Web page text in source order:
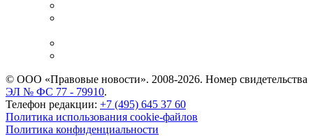
© ООО «Правовые новости». 2008-2026. Номер свидетельства
ЭЛ № ФС 77 - 79910.
Телефон редакции: +7 (495) 645 37 60
Политика использования cookie-файлов
Политика конфиденциальности